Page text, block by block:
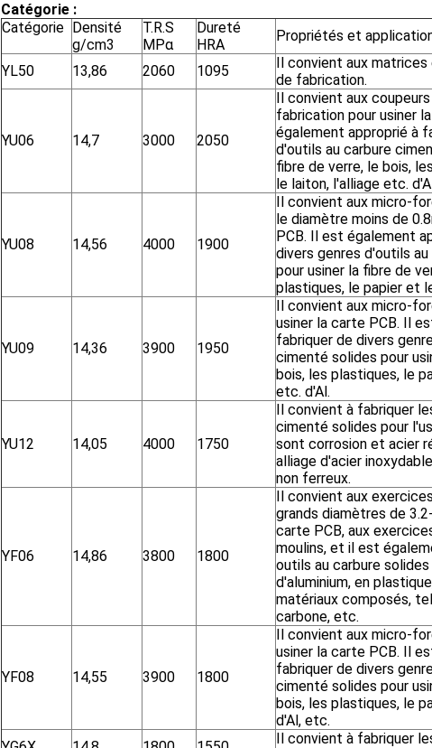
Catégorie :
Catégorie Densité
g/cm3
T.R.S
MPα
Dureté
HRA
Propriétés et
YL50 13,86 2060 1095
Il convient aux
de fabrication.
YU06 14,7 3000 2050
Il convient aux
fabrication pour usiner
également approprié à
d'outils au carbure
fibre de verre, le bois,
le laiton, l'alliage etc.
YU08 14,56 4000 1900
Il convient aux micro-
le diamètre moins de
PCB. Il est également
divers genres d'outils
pour usiner la fibre de
plastiques, le papier et
YU09 14,36 3900 1950
Il convient aux micro-
usiner la carte PCB. Il
fabriquer de divers
cimenté solides pour
bois, les plastiques, le
etc. d'Al.
YU12 14,05 4000 1750
Il convient à fabriquer
cimenté solides pour
sont corrosion et acier
alliage d'acier
non ferreux.
YF06 14,86 3800 1800
Il convient aux
grands diamètres de
carte PCB, aux
moulins, et il est
outils au carbure
d'aluminium, en
matériaux composés,
carbone, etc.
YF08 14,55 3900 1800
Il convient aux micro-
usiner la carte PCB. Il
fabriquer de divers
cimenté solides pour
bois, les plastiques, le
d'Al, etc.
Il convient à fabriquer